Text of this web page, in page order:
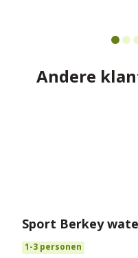
Andere
Sport Berkey
1-3 personen